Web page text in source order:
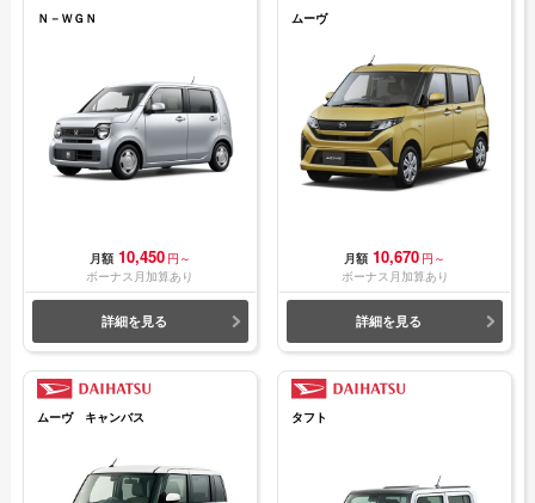
Ｎ－ＷＧＮ
月額 10,450 円～
ボーナス月加算あり
詳細を見る
ムーヴ
月額 10,670 円～
ボーナス月加算あり
詳細を見る
ムーヴ キャンバス タフト